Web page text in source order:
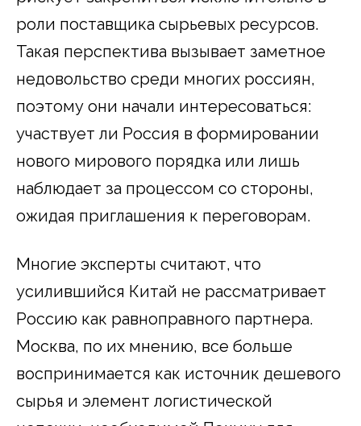
роли поставщика сырьевых ресурсов.
Такая перспектива вызывает заметное
недовольство среди многих россиян,
поэтому они начали интересоваться:
участвует ли Россия в формировании
нового мирового порядка или лишь
наблюдает за процессом со стороны,
ожидая приглашения к переговорам.
Многие эксперты считают, что
усилившийся Китай не рассматривает
Россию как равноправного партнера.
Москва, по их мнению, все больше
воспринимается как источник дешевого
сырья и элемент логистической